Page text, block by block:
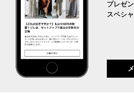
プレゼ
スペシ